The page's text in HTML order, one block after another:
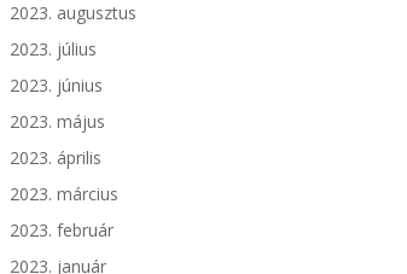
2023. augusztus
2023. július
2023. június
2023. május
2023. április
2023. március
2023. február
2023. január